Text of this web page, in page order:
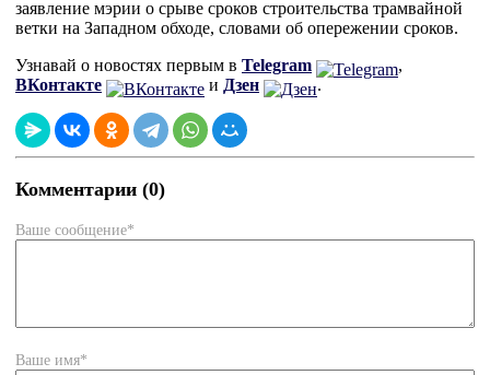
заявление мэрии о срыве сроков строительства трамвайной
ветки на Западном обходе, словами об опережении сроков.
Узнавай о новостях первым в Telegram
,
ВКонтакте
и Дзен .
Комментарии (0)
Ваше сообщение*
Ваше имя*